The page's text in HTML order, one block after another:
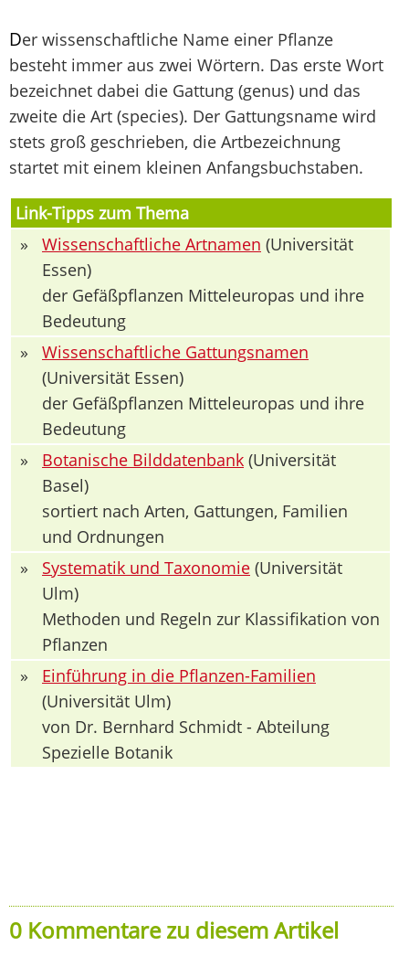
Der wissenschaftliche Name einer Pflanze
besteht immer aus zwei Wörtern. Das erste Wort
bezeichnet dabei die Gattung (genus) und das
zweite die Art (species). Der Gattungsname wird
stets groß geschrieben, die Artbezeichnung
startet mit einem kleinen Anfangsbuchstaben.
Link-Tipps zum Thema
»
Wissenschaftliche Artnamen (Universität
Essen)
der Gefäßpflanzen Mitteleuropas und ihre
Bedeutung
»
Wissenschaftliche Gattungsnamen
(Universität Essen)
der Gefäßpflanzen Mitteleuropas und ihre
Bedeutung
»
Botanische Bilddatenbank (Universität
Basel)
sortiert nach Arten, Gattungen, Familien
und Ordnungen
»
Systematik und Taxonomie (Universität
Ulm)
Methoden und Regeln zur Klassifikation von
Pflanzen
»
Einführung in die Pflanzen-Familien
(Universität Ulm)
von Dr. Bernhard Schmidt - Abteilung
Spezielle Botanik
0 Kommentare zu diesem Artikel